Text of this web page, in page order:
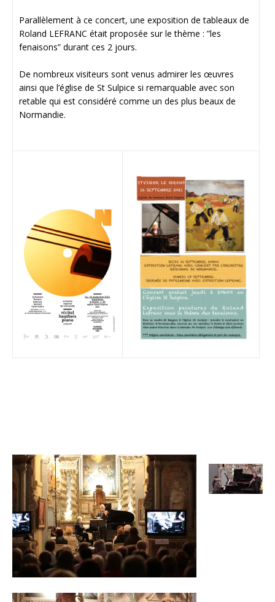
Parallèlement à ce concert, une exposition de tableaux de
Roland LEFRANC était proposée sur le thème : ”les
fenaisons” durant ces 2 jours.
De nombreux visiteurs sont venus admirer les œuvres
ainsi que l’église de St Sulpice si remarquable avec son
retable qui est considéré comme un des plus beaux de
Normandie.